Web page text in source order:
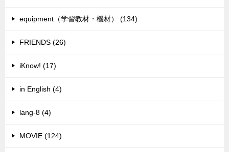
equipment（学習教材・機材） (134)
FRIENDS (26)
iKnow! (17)
in English (4)
lang-8 (4)
MOVIE (124)